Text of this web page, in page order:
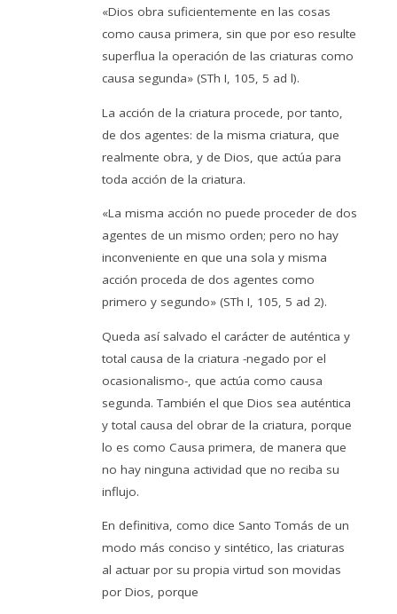
«Dios obra suficientemente en las cosas
como causa primera, sin que por eso resulte
superflua la operación de las criaturas como
causa segunda» (STh I, 105, 5 ad l).
La acción de la criatura procede, por tanto,
de dos agentes: de la misma criatura, que
realmente obra, y de Dios, que actúa para
toda acción de la criatura.
«La misma acción no puede proceder de dos
agentes de un mismo orden; pero no hay
inconveniente en que una sola y misma
acción proceda de dos agentes como
primero y segundo» (STh I, 105, 5 ad 2).
Queda así salvado el carácter de auténtica y
total causa de la criatura -negado por el
ocasionalismo-, que actúa como causa
segunda. También el que Dios sea auténtica
y total causa del obrar de la criatura, porque
lo es como Causa primera, de manera que
no hay ninguna actividad que no reciba su
influjo.
En definitiva, como dice Santo Tomás de un
modo más conciso y sintético, las criaturas
al actuar por su propia virtud son movidas
por Dios, porque